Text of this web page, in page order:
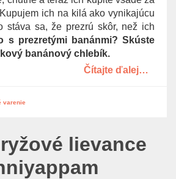
ich na kilá ako vynikajúcu
stáva sa, že prezrú skôr, než ich
s prezretými banánmi? Skúste
banánový chlebík.
Čítajte ďalej…
varenie
lievance